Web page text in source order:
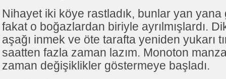
Nihayet iki köye rastladık, bunlar yan yana
fakat o boğazlardan biriyle ayrılmışlardı.
aşağı inmek ve öte tarafta yeniden yukarı
saatten fazla zaman lazım. Monoton
zaman değişiklikler göstermeye başladı.